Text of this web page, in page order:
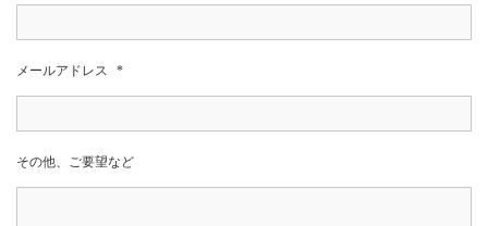
メールアドレス *
その他、ご要望など